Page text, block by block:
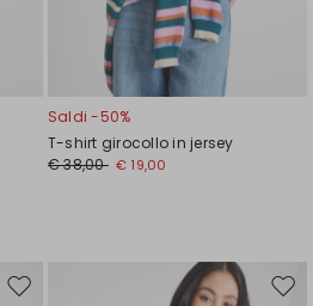
Saldi -50%
T-shirt girocollo in jersey
€ 38,00 € 19,00
Sposta